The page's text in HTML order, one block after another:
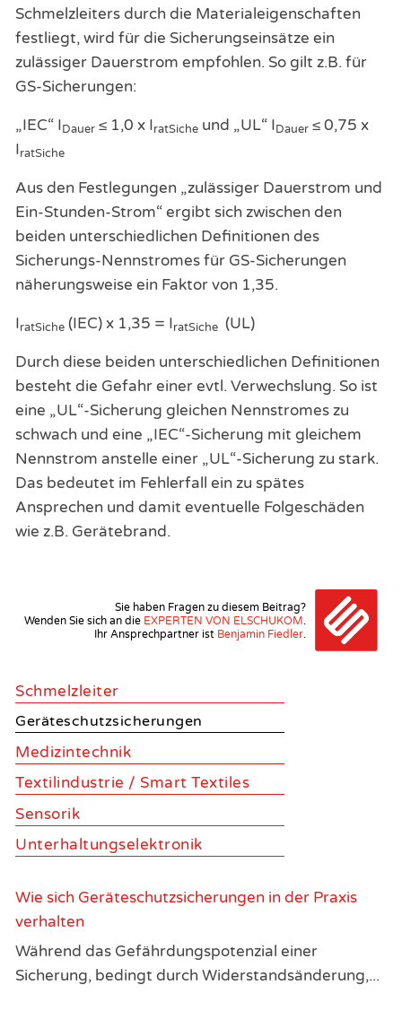
Schmelzleiters durch die Materialeigenschaften
festliegt, wird für die Sicherungseinsätze ein
zulässiger Dauerstrom empfohlen. So gilt z.B. für
GS-Sicherungen:
„IEC“ IDauer ≤ 1,0 x IratSiche und „UL“ IDauer ≤ 0,75 x
IratSiche
Aus den Festlegungen „zulässiger Dauerstrom und
Ein-Stunden-Strom“ ergibt sich zwischen den
beiden unterschiedlichen Definitionen des
Sicherungs-Nennstromes für GS-Sicherungen
näherungsweise ein Faktor von 1,35.
IratSiche (IEC) x 1,35 = IratSiche (UL)
Durch diese beiden unterschiedlichen Definitionen
besteht die Gefahr einer evtl. Verwechslung. So ist
eine „UL“-Sicherung gleichen Nennstromes zu
schwach und eine „IEC“-Sicherung mit gleichem
Nennstrom anstelle einer „UL“-Sicherung zu stark.
Das bedeutet im Fehlerfall ein zu spätes
Ansprechen und damit eventuelle Folgeschäden
wie z.B. Gerätebrand.
Sie haben Fragen zu diesem Beitrag?
Wenden Sie sich an die EXPERTEN VON ELSCHUKOM
Ihr Ansprechpartner ist Benjamin Fiedler
Schmelzleiter
Geräteschutzsicherungen
Medizintechnik
Textilindustrie / Smart Textiles
Sensorik
Unterhaltungselektronik
Wie sich Geräteschutzsicherungen in der Praxis
verhalten
Während das Gefährdungspotenzial einer
Sicherung, bedingt durch Widerstandsänderung,...